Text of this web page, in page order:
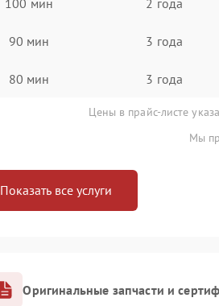
90 мин 3 года
80 мин 3 года
Цены в прайс-листе
Мы
Показать все услуги
Оригинальные запчасти и